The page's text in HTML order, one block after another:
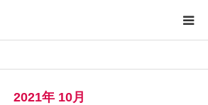
2021年 10月